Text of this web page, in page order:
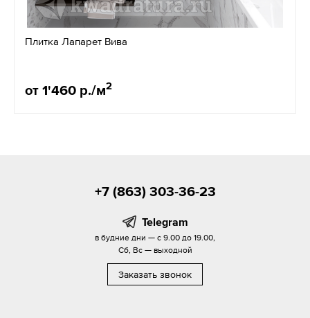
Плитка Лапарет Вива
от 1'460 р./м2
+7 (863) 303-36-23
Telegram
в будние дни — с 9.00 до 19.00,
Сб, Вс — выходной
Заказать звонок